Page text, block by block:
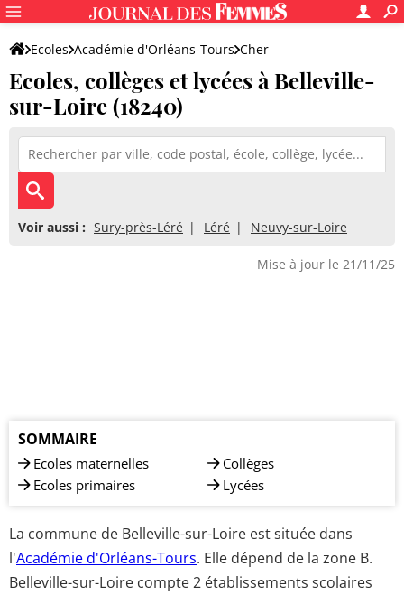
Ecoles Académie d'Orléans-Tours Cher
Ecoles, collèges et lycées à Belleville-
sur-Loire (18240)
Voir aussi : Sury-près-Léré Léré Neuvy-sur-Loire
Mise à jour le 21/11/25
SOMMAIRE
Ecoles maternelles
Ecoles primaires
Collèges
Lycées
La commune de Belleville-sur-Loire est située dans
l'Académie d'Orléans-Tours. Elle dépend de la zone B.
Belleville-sur-Loire compte 2 établissements scolaires